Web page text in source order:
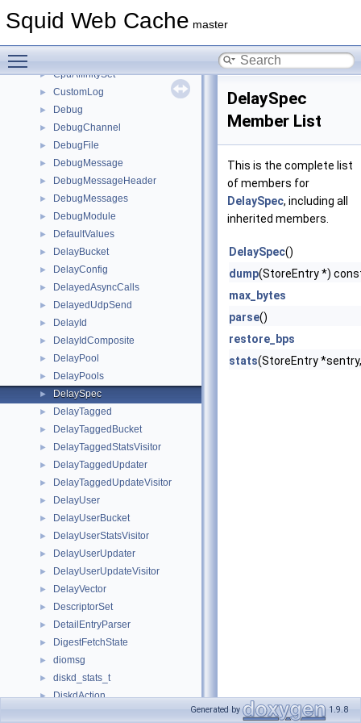
Squid Web Cache master
ConservativeTimer
► CpuAffinitySet
► CustomLog
► Debug
► DebugChannel
► DebugFile
► DebugMessage
► DebugMessageHeader
► DebugMessages
► DebugModule
► DefaultValues
► DelayBucket
► DelayConfig
► DelayedAsyncCalls
► DelayedUdpSend
► DelayId
► DelayIdComposite
► DelayPool
► DelayPools
► DelaySpec
► DelayTagged
► DelayTaggedBucket
► DelayTaggedStatsVisitor
► DelayTaggedUpdater
► DelayTaggedUpdateVisitor
► DelayUser
► DelayUserBucket
► DelayUserStatsVisitor
► DelayUserUpdater
► DelayUserUpdateVisitor
► DelayVector
► DescriptorSet
► DetailEntryParser
► DigestFetchState
► diomsg
► diskd_stats_t
► DiskdAction
DelaySpec
Member List
This is the complete list
of members for
DelaySpec, including all
inherited members.
DelaySpec()
dump(StoreEntry *)
max_bytes
parse()
restore_bps
stats(StoreEntry
Generated by 1.9.8